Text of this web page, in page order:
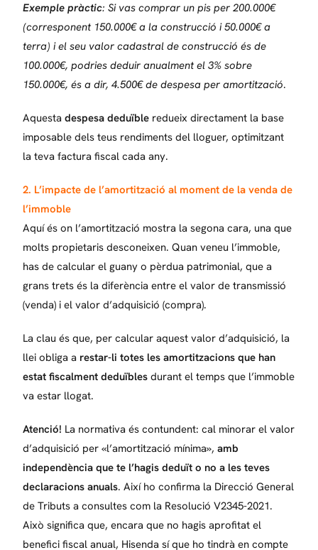
Exemple pràctic: Si vas comprar un pis per 200.000€
(corresponent 150.000€ a la construcció i 50.000€ a
terra) i el seu valor cadastral de construcció és de
100.000€, podries deduir anualment el 3% sobre
150.000€, és a dir, 4.500€ de despesa per amortització.
Aquestadespesa deduïble redueix directament la base
imposable dels teus rendiments del lloguer, optimitzant
la teva factura fiscal cada any.
2. L’impacte de l’amortització al moment de la venda de
l’immoble
Aquí és on l’amortització mostra la segona cara, una que
molts propietaris desconeixen. Quan veneu l’immoble,
has de calcular el guany o pèrdua patrimonial, que a
grans trets és la diferència entre el valor de transmissió
(venda) i el valor d’adquisició (compra).
La clau és que, per calcular aquest valor d’adquisició, la
llei obliga a restar-li totes les amortitzacions que han
estat fiscalment deduïbles durant el temps que l’immoble
va estar llogat.
Atenció! La normativa és contundent: cal minorar el valor
d’adquisició per «l’amortització mínima»,amb
independència que te l’hagis deduït o no a les teves
declaracions anuals. Així ho confirma la Direcció General
de Tributs a consultes com la Resolució V2345-2021.
Això significa que, encara que no hagis aprofitat el
benefici fiscal anual, Hisenda sí que ho tindrà en compte